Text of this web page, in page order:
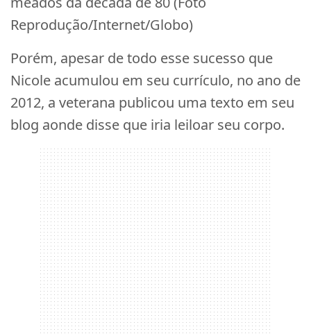
Reprodução/Internet/Globo)
Porém, apesar de todo esse sucesso que
Nicole acumulou em seu currículo, no ano de
2012, a veterana publicou uma texto em seu
blog aonde disse que iria leiloar seu corpo.